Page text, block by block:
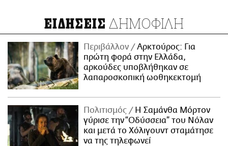
ΕΙΔΗΣΕΙΣ ΔΗΜΟΦΙΛΗ
Περιβάλλον
Αρκτούρος: Για
πρώτη φορά στην Ελλάδα,
αρκούδες υποβλήθηκαν σε
λαπαροσκοπική ωοθηκεκτομή
Πολιτισμός
Η Σαμάνθα Μόρτον
γύρισε την “Οδύσσεια” του Νόλαν
και μετά το Χόλιγουντ σταμάτησε
να της τηλεφωνεί